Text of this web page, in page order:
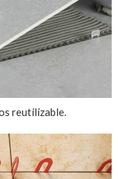
reutilizable.